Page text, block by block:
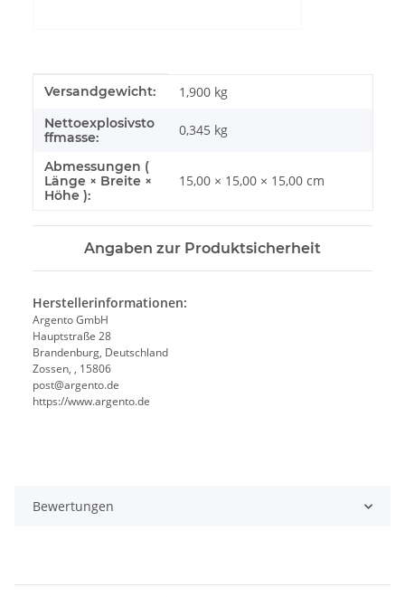
Produkteigenschaft
Wert
Versandgewicht: 1,900 kg
Nettoexplosivsto
ffmasse:
0,345 kg
Abmessungen (
Länge × Breite ×
Höhe ):
15,00 × 15,00 × 15,00 cm
Angaben zur Produktsicherheit
Herstellerinformationen:
Argento GmbH
Hauptstraße 28
Brandenburg, Deutschland
Zossen, , 15806
post@argento.de
https://www.argento.de
Bewertungen